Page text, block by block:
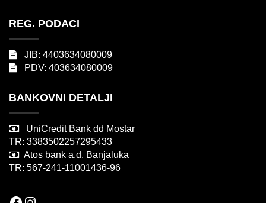
REG. PODACI
JIB: 4403634080009
PDV: 403634080009
BANKOVNI DETALJI
UniCredit Bank dd Mostar
TR: 3383502257295433
Atos bank a.d. Banjaluka
TR: 567-241-11001436-96
Facebook